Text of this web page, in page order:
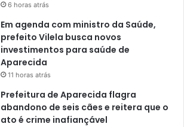
6 horas atrás
Em agenda com ministro da Saúde,
prefeito Vilela busca novos
investimentos para saúde de
Aparecida
11 horas atrás
Prefeitura de Aparecida flagra
abandono de seis cães e reitera que o
ato é crime inafiançável